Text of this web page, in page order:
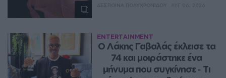
ENTERTAINMENT
Ο Λάκης Γαβαλάς έκλεισε τα
74 και μοιράστηκε ένα
μήνυμα που συγκίνησε ‑ Τι